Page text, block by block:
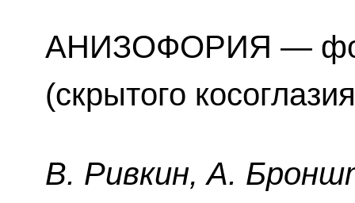
АНИЗОФОРИЯ —
(скрытого
B. Pивкин, A.